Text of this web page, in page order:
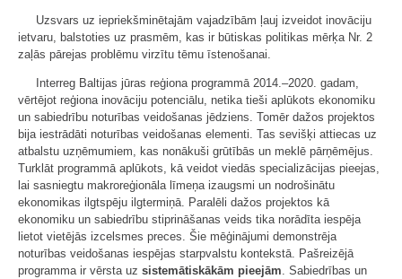
Uzsvars uz iepriekšminētajām vajadzībām ļauj izveidot inovāciju
ietvaru, balstoties uz prasmēm, kas ir būtiskas politikas mērķa Nr. 2
zaļās pārejas problēmu virzītu tēmu īstenošanai.
Interreg Baltijas jūras reģiona programmā 2014.–2020. gadam,
vērtējot reģiona inovāciju potenciālu, netika tieši aplūkots ekonomiku
un sabiedrību noturības veidošanas jēdziens. Tomēr dažos projektos
bija iestrādāti noturības veidošanas elementi. Tas sevišķi attiecas uz
atbalstu uzņēmumiem, kas nonākuši grūtībās un meklē pārņēmējus.
Turklāt programmā aplūkots, kā veidot viedās specializācijas pieejas,
lai sasniegtu makroreģionāla līmeņa izaugsmi un nodrošinātu
ekonomikas ilgtspēju ilgtermiņā. Paralēli dažos projektos kā
ekonomiku un sabiedrību stiprināšanas veids tika norādīta iespēja
lietot vietējās izcelsmes preces. Šie mēģinājumi demonstrēja
noturības veidošanas iespējas starpvalstu kontekstā. Pašreizējā
programma ir vērsta uz sistemātiskākām pieejām. Sabiedrības un